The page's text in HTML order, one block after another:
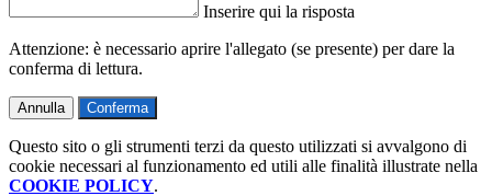
Inserire qui la risposta
Attenzione: è necessario aprire l'allegato (se presente) per dare la
conferma di lettura.
Annulla Conferma
Questo sito o gli strumenti terzi da questo utilizzati si avvalgono di
cookie necessari al funzionamento ed utili alle finalità illustrate nella
COOKIE POLICY.